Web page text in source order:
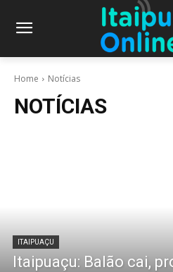
Home Notícias
NOTÍCIAS
ITAIPUAÇU
Itaipuaçu: Balão cai,